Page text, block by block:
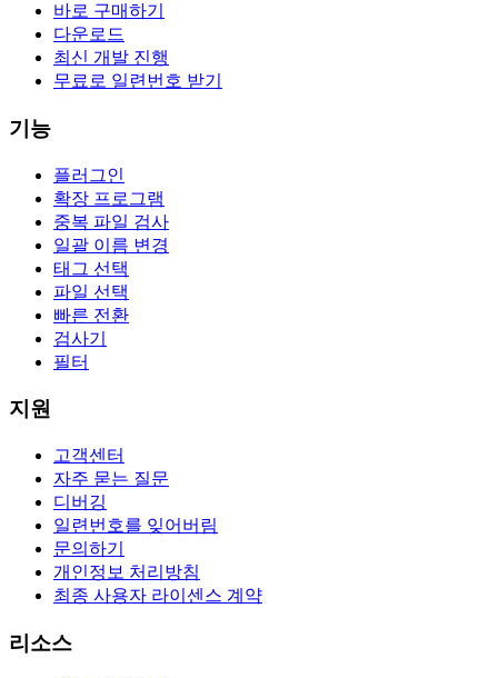
바로 구매하기
다운로드
최신 개발 진행
무료로 일련번호 받기
기능
플러그인
확장 프로그램
중복 파일 검사
일괄 이름 변경
태그 선택
파일 선택
빠른 전환
검사기
필터
지원
고객센터
자주 묻는 질문
디버깅
일련번호를 잊어버림
문의하기
개인정보 처리방침
최종 사용자 라이센스 계약
리소스